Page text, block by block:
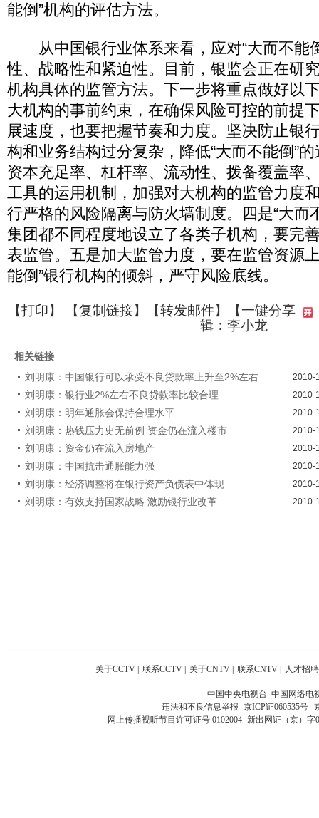
能倒”机构的评估方法。
从中国银行业体系来看，应对“大而不能
性、战略性和紧迫性。目前，银监会正在研
机构具体的监管方法。下一步将重点做好以
大机构的事前约束，在确保风险可控的前提
展速度，也要把握节奏和力度。坚决防止银
构和业务结构过分复杂，降低“大而不能倒”
资本充足率、杠杆率、流动性、拨备覆盖率
工具的运用机制，加强对大机构的监管力度
行严格的风险隔离与防火墙制度。四是“大而
集团都不同程度地设立了各类子机构，要完
表监管。五是加大监管力度，要在监管资源
能倒”银行机构的倾斜，严守风险底线。
【打印】 【复制链接】【转发邮件】
【一键分享
辑：李小龙
相关链接
刘明康：中国银行可以承受不良贷款率上升至2%左右
2010-
刘明康：银行业2%左右不良贷款率比较合理 2010-
刘明康：明年通胀会保持合理水平 2010-
刘明康：热钱压力史无前例 资金仍在流入楼市 2010-
刘明康：资金仍在流入房地产 2010-
刘明康：中国抗击通胀能力强 2010-
刘明康：经济调整将在银行资产负债表中体现 2010-
刘明康：有效支持国家战略 激励银行业改革 2010-
关于CCTV | 联系CCTV | 关于CNTV | 联系CNTV | 人才招聘
中国中央电视台 中国网络电
违法和不良信息举报 京ICP证060535号
网上传播视听节目许可证号 0102004 新出网证（京）